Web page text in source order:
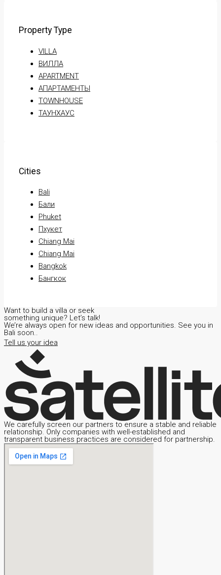
Property Type
VILLA
ВИЛЛА
APARTMENT
АПАРТАМЕНТЫ
TOWNHOUSE
ТАУНХАУС
Cities
Bali
Бали
Phuket
Пхукет
Chiang Mai
Chiang Mai
Bangkok
Бангкок
Want to build a villa or seek
something unique? Let’s talk!
We’re always open for new ideas and opportunities. See you in
Bali soon..
Tell us your idea
We carefully screen our partners to ensure a stable and reliable
relationship. Only companies with well-established and
transparent business practices are considered for partnership.